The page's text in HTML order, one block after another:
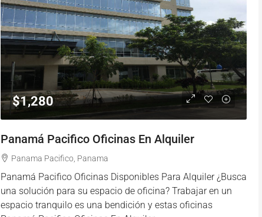
$1,280
Panamá Pacifico Oficinas En Alquiler
Panama Pacifico, Panama
Panamá Pacifico Oficinas Disponibles Para Alquiler ¿Busca
una solución para su espacio de oficina? Trabajar en un
espacio tranquilo es una bendición y estas oficinas